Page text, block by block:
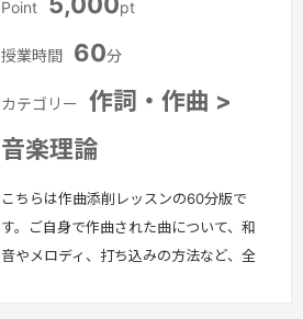
Point pt
授業時間 60分
カテゴリー
作詞・作曲 >
音楽理論
こちらは作曲添削レッスンの60分版で
す。ご自身で作曲された曲について、和
音やメロディ、打ち込みの方法など、全